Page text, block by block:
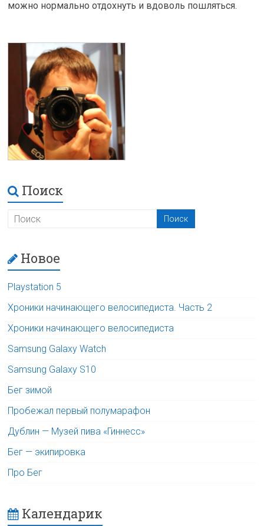
можно нормально отдохнуть и вдоволь пошляться.
Поиск
Новое
Playstation 5
Хроники начинающего велосипедиста. Часть 2
Хроники начинающего велосипедиста
Samsung Galaxy Watch
Samsung Galaxy S10
Бег зимой
Пробежал первый полумарафон
Дублин — Музей пива «Гиннесс»
Бег — экипировка
Про Бег
Календарик